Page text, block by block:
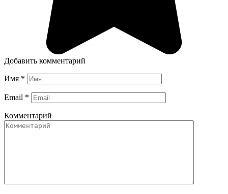
Добавить комментарий
Имя *
Email *
Комментарий